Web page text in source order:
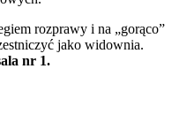
rozprawy i na „gorąco”
jako widownia.
nr 1.